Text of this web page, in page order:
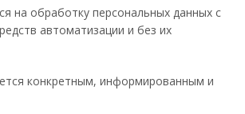
на обработку персональных данных с
автоматизации и без их
конкретным, информированным и